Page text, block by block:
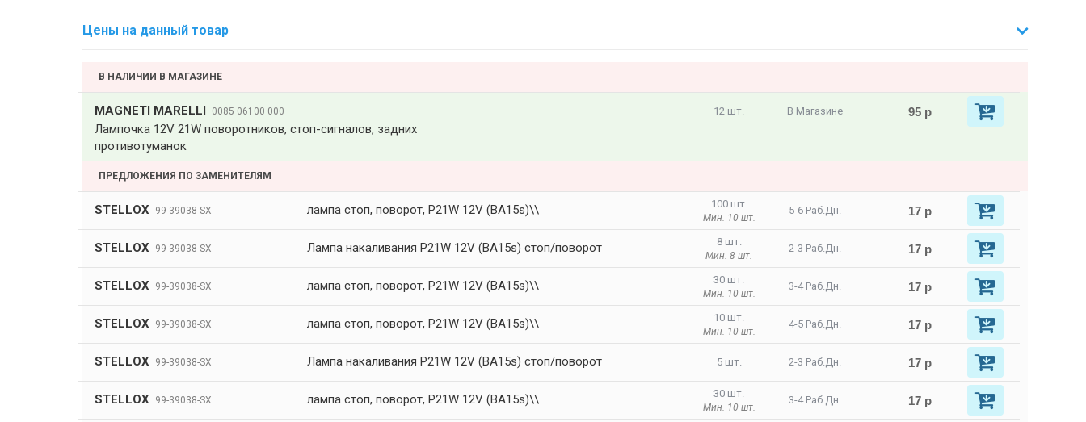
Цены на данный товар
В НАЛИЧИИ В МАГАЗИНЕ
MAGNETI MARELLI 0085 06100 000
Лампочка 12V 21W поворотников, стоп-сигналов, задних
противотуманок
12 шт. В Магазине 95 р
ПРЕДЛОЖЕНИЯ ПО ЗАМЕНИТЕЛЯМ
STELLOX 99-39038-SX лампа cтоп, поворот, P21W 12V (BA15s)\\ 100 шт.
Мин. 10 шт.
5-6 Раб.Дн. 17 р
STELLOX 99-39038-SX Лампа накаливания P21W 12V (BA15s) cтоп/поворот 8 шт.
Мин. 8 шт.
2-3 Раб.Дн. 17 р
STELLOX 99-39038-SX лампа cтоп, поворот, P21W 12V (BA15s)\\ 30 шт.
Мин. 10 шт.
3-4 Раб.Дн. 17 р
STELLOX 99-39038-SX лампа cтоп, поворот, P21W 12V (BA15s)\\ 10 шт.
Мин. 10 шт.
4-5 Раб.Дн. 17 р
STELLOX 99-39038-SX Лампа накаливания P21W 12V (BA15s) cтоп/поворот 5 шт. 2-3 Раб.Дн. 17 р
STELLOX 99-39038-SX лампа cтоп, поворот, P21W 12V (BA15s)\\ 30 шт.
Мин. 10 шт.
3-4 Раб.Дн. 17 р